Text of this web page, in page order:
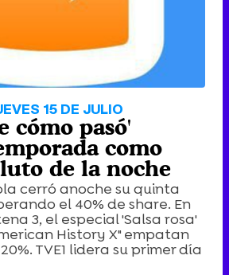
Tráiler de la tercera temporada de 'The Walking Dead: Dead City' de AMC+
15 DE JULIO
cómo pasó'
como
de la noche
cerró anoche su quinta
el 40% de share. En
3, el especial 'Salsa rosa'
History X" empatan
TVE1 lidera su primer día